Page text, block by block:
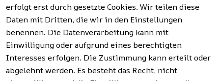
erfolgt erst durch gesetzte Cookies. Wir teilen diese
Daten mit Dritten, die wir in den Einstellungen
benennen. Die Datenverarbeitung kann mit
Einwilligung oder aufgrund eines berechtigten
Interesses erfolgen. Die Zustimmung kann erteilt oder
abgelehnt werden. Es besteht das Recht, nicht
Vertrag
widerrufen
Facebook |
Instagram |
Newsletter
AGB | Impressum |
Datenschutzerklärung |
Barrierefreiheitserklärung |